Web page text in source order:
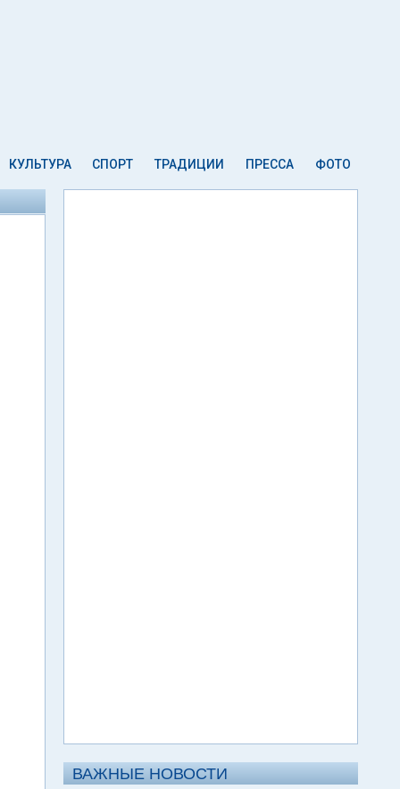
КУЛЬТУРА СПОРТ ТРАДИЦИИ ПРЕССА ФОТО
ВАЖНЫЕ НОВОСТИ